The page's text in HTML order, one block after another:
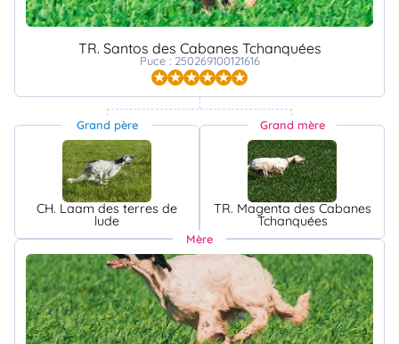
TR. Santos des Cabanes Tchanquées
Puce : 250269100121616
Grand père
CH. Laam des terres de
lude
Grand mère
TR. Magenta des Cabanes
Tchanquées
Mère